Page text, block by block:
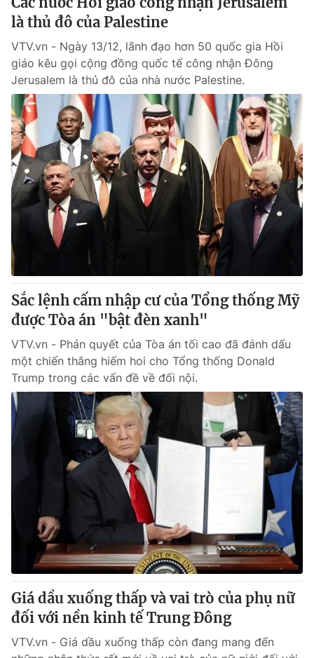
là thủ đô của Palestine
VTV.vn - Ngày 13/12, lãnh đạo hơn 50 quốc gia Hồi
giáo kêu gọi cộng đồng quốc tế công nhận Đông
Jerusalem là thủ đô của nhà nước Palestine.
Sắc lệnh cấm nhập cư của Tổng thống Mỹ
được Tòa án "bật đèn xanh"
VTV.vn - Phán quyết của Tòa án tối cao đã đánh dấu
một chiến thắng hiếm hoi cho Tổng thống Donald
Trump trong các vấn đề về đối nội.
Giá dầu xuống thấp và vai trò của phụ nữ
đối với nền kinh tế Trung Đông
VTV.vn - Giá dầu xuống thấp còn đang mang đến